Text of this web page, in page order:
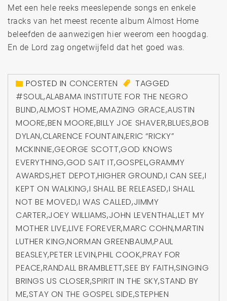
Met een hele reeks meeslepende songs en enkele
tracks van het meest recente album Almost Home
beleefden de aanwezigen hier weerom een hoogdag.
En de Lord zag ongetwijfeld dat het goed was.
POSTED IN CONCERTEN
TAGGED
#SOUL,ALABAMA INSTITUTE FOR THE NEGRO
BLIND,ALMOST HOME,AMAZING GRACE,AUSTIN
MOORE,BEN MOORE,BILLY JOE SHAVER,BLUES,BOB
DYLAN,CLARENCE FOUNTAIN,ERIC “RICKY”
MCKINNIE,GEORGE SCOTT,GOD KNOWS
EVERYTHING,GOD SAIT IT,GOSPEL,GRAMMY
AWARDS,HET DEPOT,HIGHER GROUND,I CAN SEE,I
KEPT ON WALKING,I SHALL BE RELEASED,I SHALL
NOT BE MOVED,I WAS CALLED,JIMMY
CARTER,JOEY WILLIAMS,JOHN LEVENTHAL,LET MY
MOTHER LIVE,LIVE FOREVER,MARC COHN,MARTIN
LUTHER KING,NORMAN GREENBAUM,PAUL
BEASLEY,PETER LEVIN,PHIL COOK,PRAY FOR
PEACE,RANDALL BRAMBLETT,SEE BY FAITH,SINGING
BRINGS US CLOSER,SPIRIT IN THE SKY,STAND BY
ME,STAY ON THE GOSPEL SIDE,STEPHEN